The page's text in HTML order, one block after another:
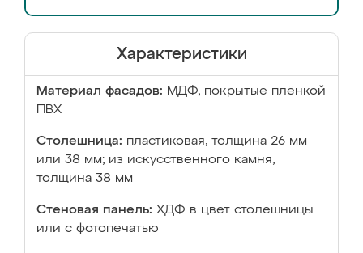
Характеристики
Материал фасадов: МДФ, покрытые плёнкой
ПВХ
Столешница: пластиковая, толщина 26 мм
или 38 мм; из искусственного камня,
толщина 38 мм
Стеновая панель: ХДФ в цвет столешницы
или с фотопечатью